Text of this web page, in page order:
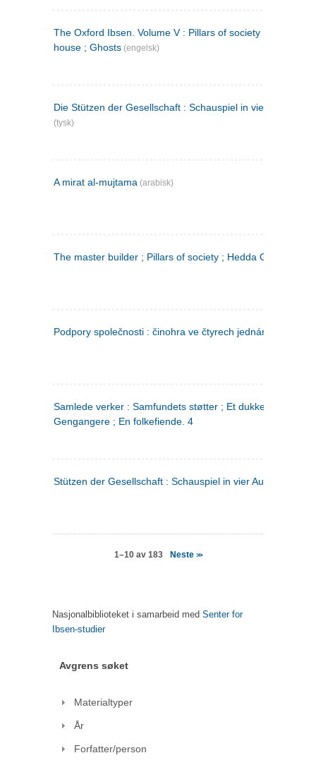
The Oxford Ibsen. Volume V : Pillars of society ; A doll's
house ; Ghosts (engelsk)
Die Stützen der Gesellschaft : Schauspiel in vier Aufzügen
(tysk)
A mirat al-mujtama (arabisk)
The master builder ; Pillars of society ; Hedda Gabler
Podpory společnosti : činohra ve čtyrech jednáních
Samlede verker : Samfundets støtter ; Et dukkehjem ;
Gengangere ; En folkefiende. 4
Stützen der Gesellschaft : Schauspiel in vier Aufzügen
1–10 av 183 Neste >>
Nasjonalbiblioteket i samarbeid med Senter for
Ibsen-studier
Avgrens søket
Materialtyper
År
Forfatter/person